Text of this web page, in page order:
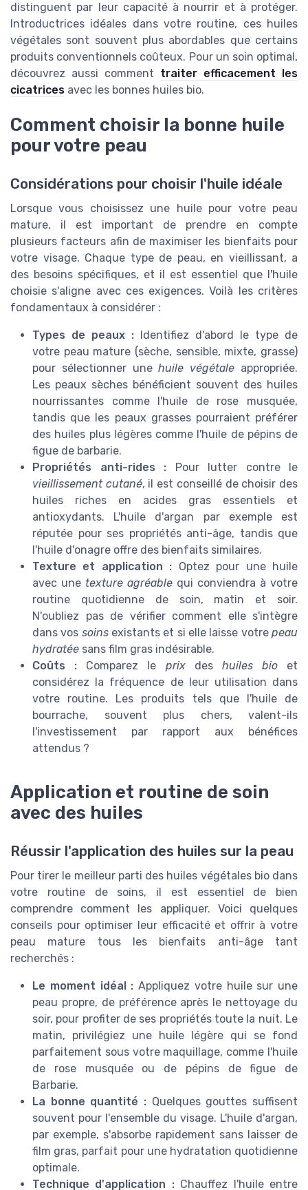
distinguent par leur capacité à nourrir et à protéger.
Introductrices idéales dans votre routine, ces huiles
végétales sont souvent plus abordables que certains
produits conventionnels coûteux. Pour un soin optimal,
découvrez aussi comment traiter efficacement les
cicatrices avec les bonnes huiles bio.
Comment choisir la bonne huile
pour votre peau
Considérations pour choisir l'huile idéale
Lorsque vous choisissez une huile pour votre peau
mature, il est important de prendre en compte
plusieurs facteurs afin de maximiser les bienfaits pour
votre visage. Chaque type de peau, en vieillissant, a
des besoins spécifiques, et il est essentiel que l'huile
choisie s'aligne avec ces exigences. Voilà les critères
fondamentaux à considérer :
Types de peaux : Identifiez d'abord le type de
votre peau mature (sèche, sensible, mixte, grasse)
pour sélectionner unehuile végétale appropriée.
Les peaux sèches bénéficient souvent des huiles
nourrissantes comme l'huile de rose musquée,
tandis que les peaux grasses pourraient préférer
des huiles plus légères comme l'huile de pépins de
figue de barbarie.
Propriétés anti-rides : Pour lutter contre le
vieillissement cutané, il est conseillé de choisir des
huiles riches en acides gras essentiels et
antioxydants. L'huile d'argan par exemple est
réputée pour ses propriétés anti-âge, tandis que
l'huile d'onagre offre des bienfaits similaires.
Texture et application : Optez pour une huile
avec une texture agréable qui conviendra à votre
routine quotidienne de soin, matin et soir.
N'oubliez pas de vérifier comment elle s'intègre
dans vos soinsexistants et si elle laisse votrepeau
hydratée sans film gras indésirable.
Coûts : Comparez le prixdes huiles bioet
considérez la fréquence de leur utilisation dans
votre routine. Les produits tels que l'huile de
bourrache, souvent plus chers, valent-ils
l'investissement par rapport aux bénéfices
attendus ?
Application et routine de soin
avec des huiles
Réussir l'application des huiles sur la peau
Pour tirer le meilleur parti des huiles végétales bio dans
votre routine de soins, il est essentiel de bien
comprendre comment les appliquer. Voici quelques
conseils pour optimiser leur efficacité et offrir à votre
peau mature tous les bienfaits anti-âge tant
recherchés :
Le moment idéal : Appliquez votre huile sur une
peau propre, de préférence après le nettoyage du
soir, pour profiter de ses propriétés toute la nuit. Le
matin, privilégiez une huile légère qui se fond
parfaitement sous votre maquillage, comme l'huile
de rose musquée ou de pépins de figue de
Barbarie.
La bonne quantité : Quelques gouttes suffisent
souvent pour l'ensemble du visage. L'huile d'argan,
par exemple, s'absorbe rapidement sans laisser de
film gras, parfait pour une hydratation quotidienne
optimale.
Technique d'application :Chauffez l'huile entre